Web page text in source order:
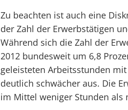
Zu beachten ist auch eine
der Zahl der Erwerbstätigen
Während sich die Zahl der
2012 bundesweit um 6,8
geleisteten Arbeitsstunden
deutlich schwächer aus. Die
im Mittel weniger Stunden als